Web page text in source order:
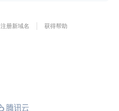
注册新域名 获得帮助